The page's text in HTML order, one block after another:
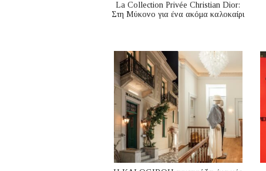
La Collection Privée Christian Dior:
Στη Μύκονο για ένα ακόμα καλοκαίρι